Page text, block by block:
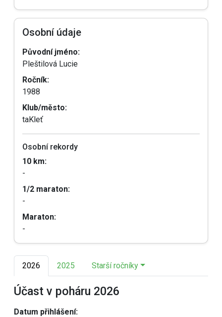
Osobní údaje
Původní jméno:
Pleštilová Lucie
Ročník:
1988
Klub/město:
taKleť
Osobní rekordy
10 km:
-
1/2 maraton:
-
Maraton:
-
2026 2025 Starší ročníky
Účast v poháru 2026
Datum přihlášení: